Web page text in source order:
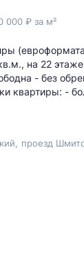
000 ₽ за м²
на 22
- без
квартиры: -
проезд